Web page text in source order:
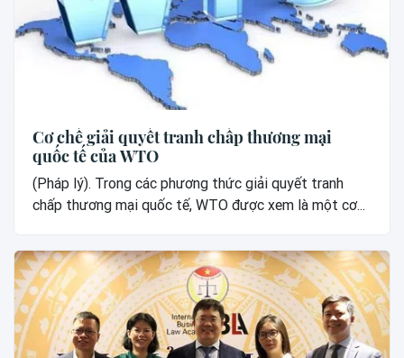
Cơ chế giải quyết tranh chấp thương mại
quốc tế của WTO
(Pháp lý). Trong các phương thức giải quyết tranh
chấp thương mại quốc tế, WTO được xem là một cơ...